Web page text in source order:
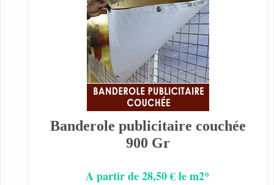
Banderole publicitaire couchée
900 Gr
A partir de 28,50 € le m2*